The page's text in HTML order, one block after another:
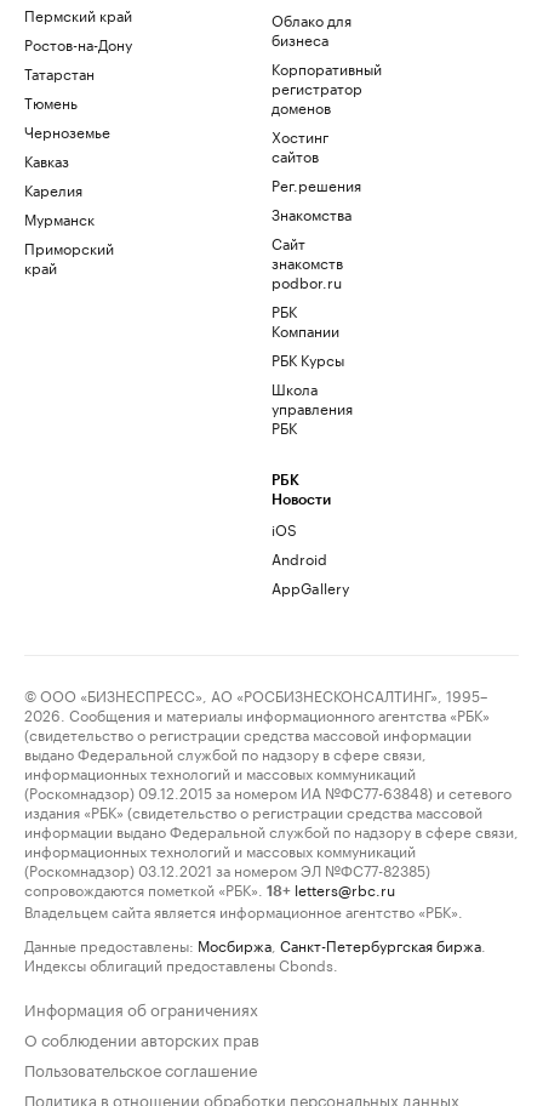
Пермский край
Ростов-на-Дону
Татарстан
Тюмень
Черноземье
Кавказ
Карелия
Мурманск
Приморский
край
Облако для
бизнеса
Корпоративный
регистратор
доменов
Хостинг
сайтов
Рег.решения
Знакомства
Сайт
знакомств
podbor.ru
РБК
Компании
РБК Курсы
Школа
управления
РБК
РБК
Новости
iOS
Android
AppGallery
© ООО «БИЗНЕСПРЕСС», АО «РОСБИЗНЕСКОНСАЛТИНГ», 1995–
2026. Сообщения и материалы информационного агентства «РБК»
(свидетельство о регистрации средства массовой информации
выдано Федеральной службой по надзору в сфере связи,
информационных технологий и массовых коммуникаций
(Роскомнадзор) 09.12.2015 за номером ИА №ФС77-63848) и сетевого
издания «РБК» (свидетельство о регистрации средства массовой
информации выдано Федеральной службой по надзору в сфере связи,
информационных технологий и массовых коммуникаций
(Роскомнадзор) 03.12.2021 за номером ЭЛ №ФС77-82385)
сопровождаются пометкой «РБК».
18+ letters@rbc.ru
Владельцем сайта является информационное агентство «РБК».
Данные предоставлены: Мосбиржа Санкт-Петербургская биржа
Индексы облигаций предоставлены Cbonds.
Информация об ограничениях
О соблюдении авторских прав
Пользовательское соглашение
Политика в отношении обработки персональных данных